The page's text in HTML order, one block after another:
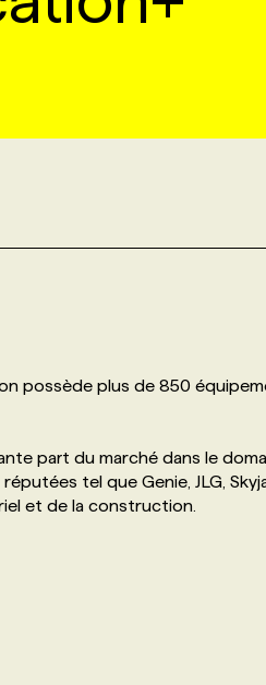
possède plus de 850
part du marché dans le
tel que Genie, JLG,
et de la construction.